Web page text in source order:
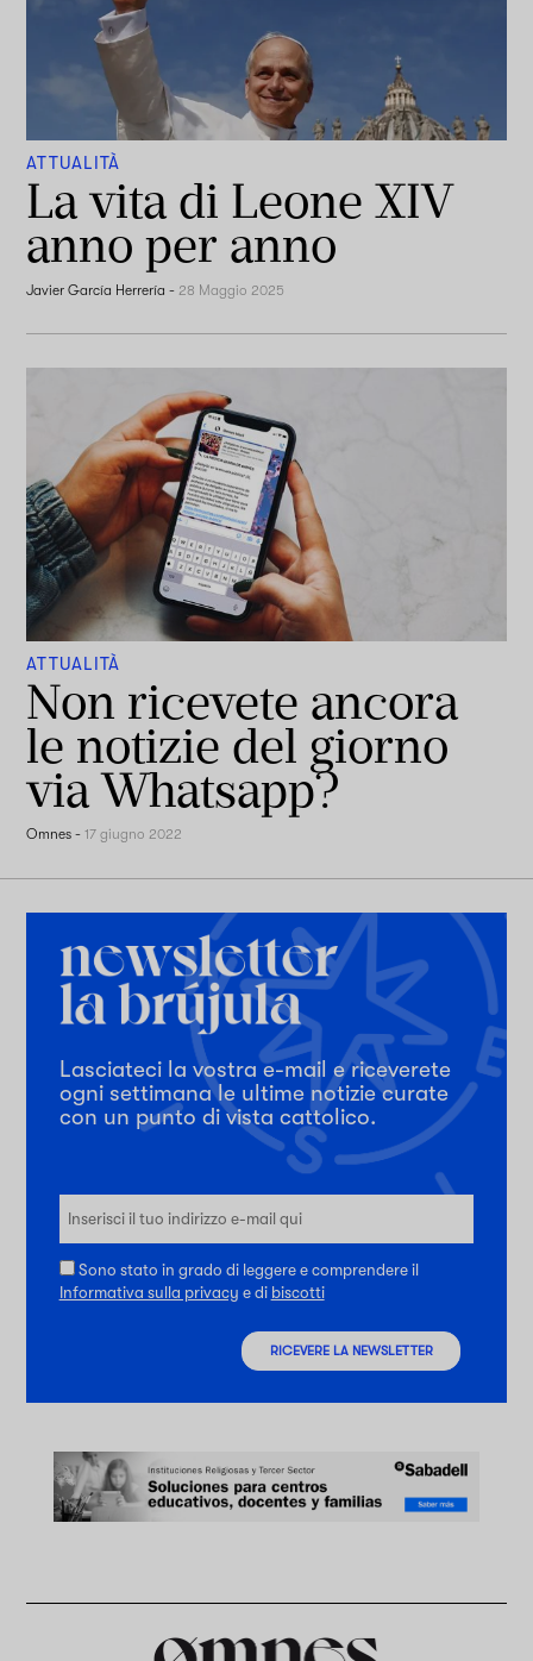
ATTUALITÀ
La vita di Leone XIV
anno per anno
Javier García Herrería - 28 Maggio 2025
ATTUALITÀ
Non ricevete ancora
le notizie del giorno
via Whatsapp?
Omnes -17 giugno 2022
Lasciateci la vostra e-mail e riceverete
ogni settimana le ultime notizie curate
con un punto di vista cattolico.
Sono stato in grado di leggere e comprendere il
Informativa sulla privacy e di biscotti
RICEVERE LA NEWSLETTER